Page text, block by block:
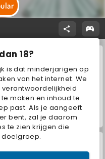
18?
is dat minderjarigen op
van het internet. We
maken en inhoud te
past. Als je aangeeft
bent, zal je daarom
te zien krijgen die
Let's Fish!